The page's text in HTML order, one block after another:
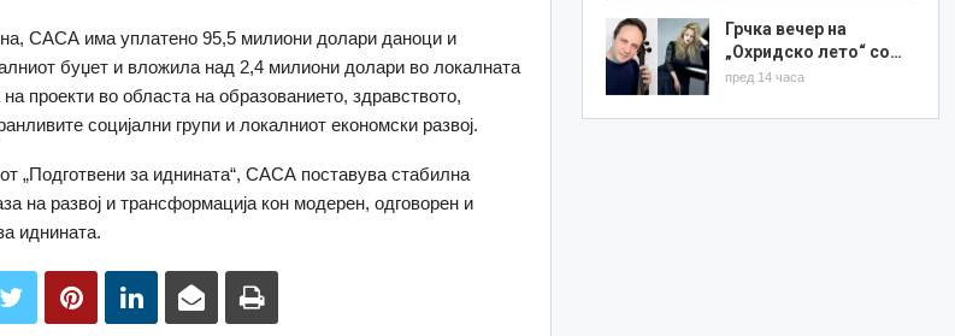
САСА има уплатено 95,5 милиони долари даноци и
буџет и вложила над 2,4 милиони долари во локалната
проекти во областа на образованието, здравството,
социјални групи и локалниот економски развој.
„Подготвени за иднината“, САСА поставува стабилна
на развој и трансформација кон модерен, одговорен и
иднината.
Грчка вечер на
„Охридско лето“ со…
пред 14 часа